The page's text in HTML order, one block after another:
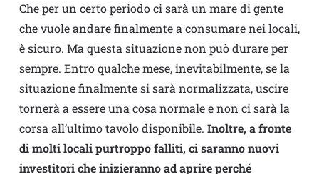
Che per un certo periodo ci sarà un mare di gente
che vuole andare finalmente a consumare nei locali,
è sicuro. Ma questa situazione non può durare per
sempre. Entro qualche mese, inevitabilmente, se la
situazione finalmente si sarà normalizzata, uscire
tornerà a essere una cosa normale e non ci sarà la
corsa all’ultimo tavolo disponibile. Inoltre, a fronte
di molti locali purtroppo falliti, ci saranno nuovi
investitori che inizieranno ad aprire perché